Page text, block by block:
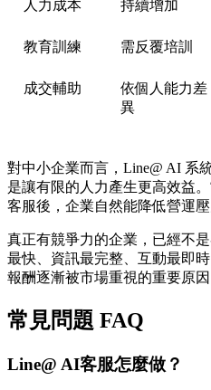
人力成本 持續增加
教育訓練 需反覆培訓
成交輔助
依個人能力差
異
對中小企業而言，Line@ AI 系
是讓有限的人力產生更高效益
客服後，企業自然能降低營運壓
真正有競爭力的企業，已經不
最快、資訊最完整、互動最即
報酬逐漸被市場重視的重要原因
常見問題 FAQ
Line@ AI客服怎麼做？